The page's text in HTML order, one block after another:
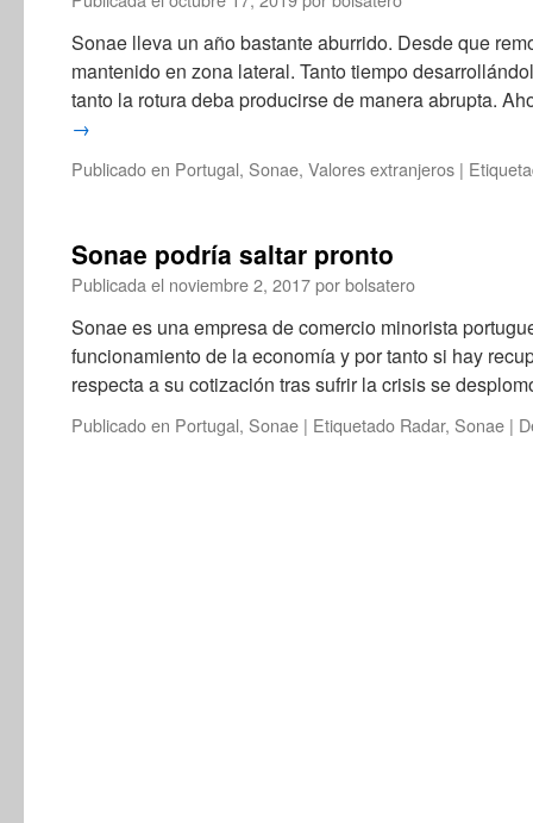
Sonae lleva un año bastante aburrido. Desde que
mantenido en zona lateral. Tanto tiempo
tanto la rotura deba producirse de manera abrupta.
→
Publicado en Portugal, Sonae, Valores extranjeros |
Sonae podría saltar pronto
Publicada el noviembre 2, 2017porbolsatero
Sonae es una empresa de comercio minorista
funcionamiento de la economía y por tanto si hay
respecta a su cotización tras sufrir la crisis se
Publicado en Portugal, Sonae | Etiquetado Radar, Sonae |